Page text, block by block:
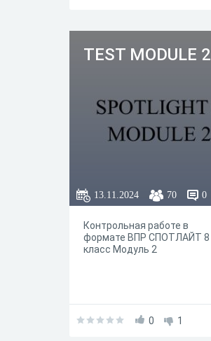
TEST MODULE 2
13.11.2024 70 0
Контрольная работе в
формате ВПР СПОТЛАЙТ 8
класс Модуль 2
0 1